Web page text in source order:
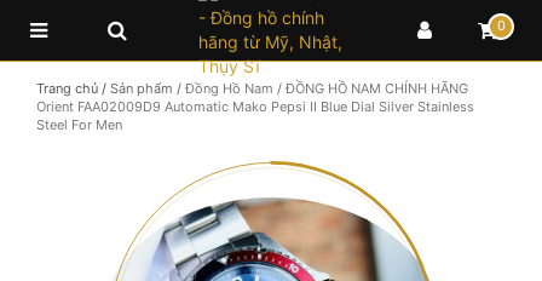
0
Trang chủ / Sản phẩm / Đồng Hồ Nam / ĐỒNG HỒ NAM CHÍNH HÃNG
Orient FAA02009D9 Automatic Mako Pepsi II Blue Dial Silver Stainless
Steel For Men